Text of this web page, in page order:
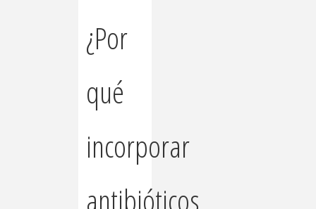
¿Por
qué
incorporar
antibióticos